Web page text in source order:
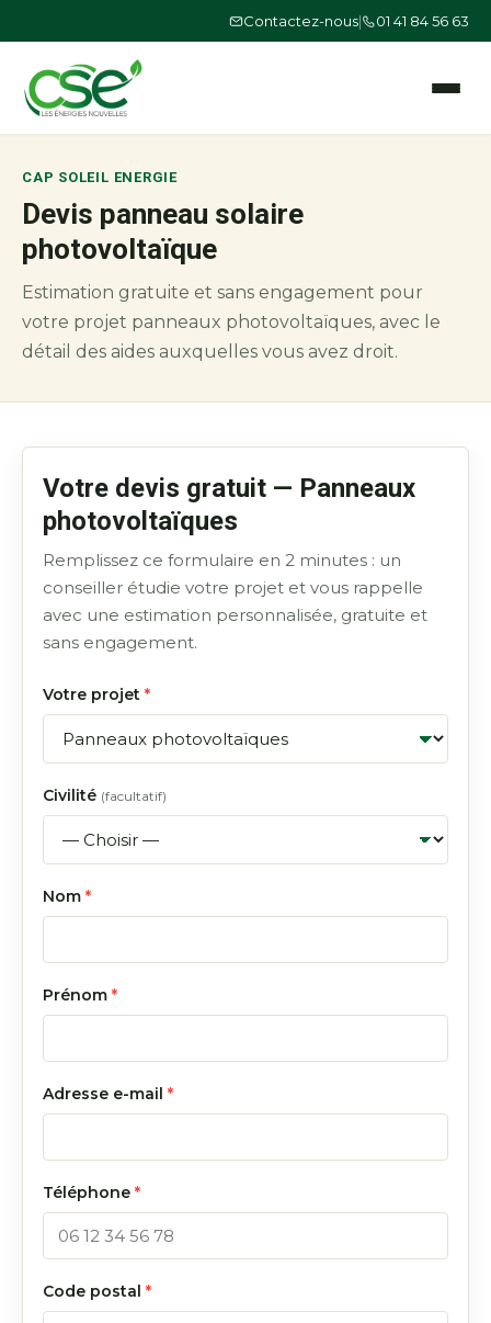
Contactez-nous| 01 41 84 56 63
Ouvrir le
CAP SOLEIL ENERGIE
Devis panneau solaire
photovoltaïque
Estimation gratuite et sans engagement pour
votre projet panneaux photovoltaïques, avec le
détail des aides auxquelles vous avez droit.
Votre devis gratuit — Panneaux
photovoltaïques
Remplissez ce formulaire en 2 minutes : un
conseiller étudie votre projet et vous rappelle
avec une estimation personnalisée, gratuite et
sans engagement.
Votre projet *
Civilité (facultatif)
Nom *
Prénom *
Adresse e-mail *
Téléphone *
Code postal *